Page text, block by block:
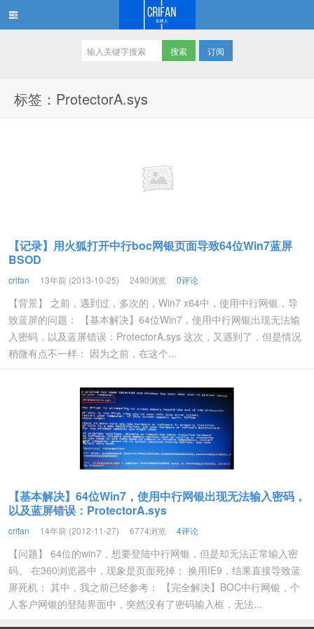
订阅
标签：ProtectorA.sys
【记录】用火狐打开中行boc网银页面导致64位Win7蓝屏
BSOD
crifan 13年前 (2013-10-25) 2490浏览 0评论
【背景】 之前，遇到过，多次的，Win7 x64中，使用中行网银，导
致蓝屏的问题： 【基本解决】64位Win7，使用中行网银出现无法输
入密码，以及蓝屏错误：ProtectorA.sys 这次，又遇到了，但是情况
稍微有点不一样： 因为之前，在这个...
【基本解决】64位Win7，使用中行网银出现无法输入密码，
以及蓝屏错误：ProtectorA.sys
crifan 14年前 (2012-11-27) 6774浏览 4评论
【问题】 64位的win7，想要登陆中行网银，但是却无法正常输入密
码。 在360浏览器中，现象是页面死掉； 换用IE9，结果直接导致蓝
屏死机： 其中，我之前已经参考： 【完全解决】BOC中行网银，个
人客户网银的登陆界面中，突然没有了密码输入框，无法...